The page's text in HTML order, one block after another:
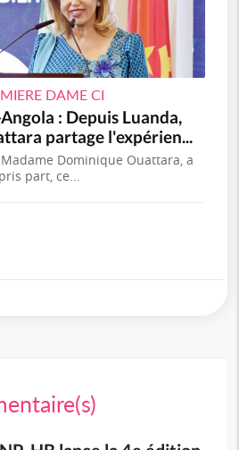
DAME CI
: Depuis Luanda,
partage l'expérien...
Dominique Ouattara, a
pris part, ce...